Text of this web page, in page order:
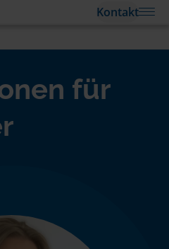
Kontakt
für